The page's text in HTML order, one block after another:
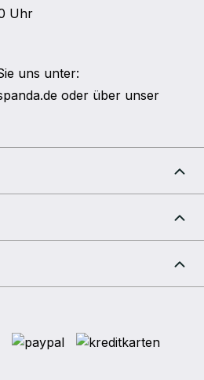
Uhr
uns unter:
oder über unser